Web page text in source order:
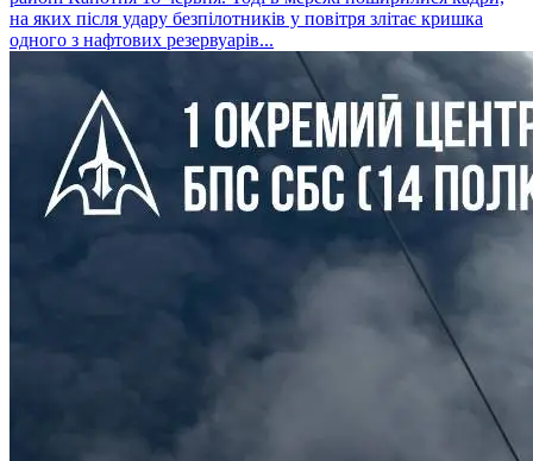
на яких після удару безпілотників у повітря злітає кришка
одного з нафтових резервуарів...